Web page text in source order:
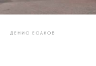
ДЕНИС ЕСАКОВ